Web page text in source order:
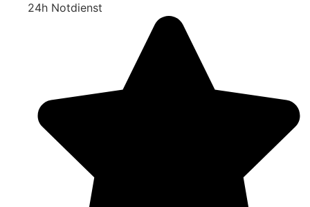
24h Notdienst